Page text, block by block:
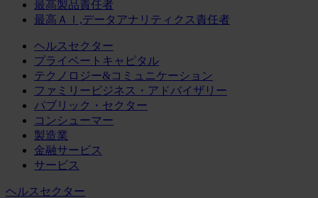
最高製品責任者
最高ＡＩ,データアナリティクス責任者
ヘルスセクター
プライベートキャピタル
テクノロジー&コミュニケーション
ファミリービジネス・アドバイザリー
パブリック・セクター
コンシューマー
製造業
金融サービス
サービス
ヘルスセクター